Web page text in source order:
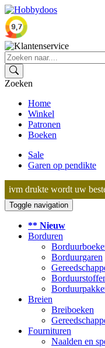
Zoeken
Home
Winkel
Patronen
Boeken
Sale
Garen op pendikte
ivm drukte wordt uw
Toggle navigation
** Nieuw
Borduren
Borduurgaren
Breien
Breiboeken
Fournituren
Naalden en